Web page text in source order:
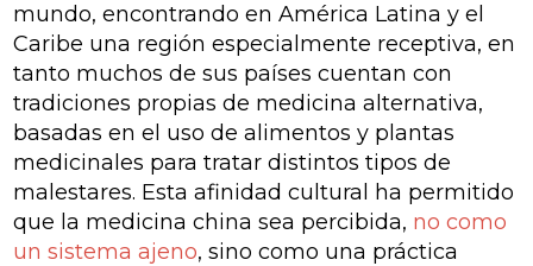
mundo, encontrando en América Latina y el
Caribe una región especialmente receptiva, en
tanto muchos de sus países cuentan con
tradiciones propias de medicina alternativa,
basadas en el uso de alimentos y plantas
medicinales para tratar distintos tipos de
malestares. Esta afinidad cultural ha permitido
que la medicina china sea percibida, no como
un sistema ajeno, sino como una práctica